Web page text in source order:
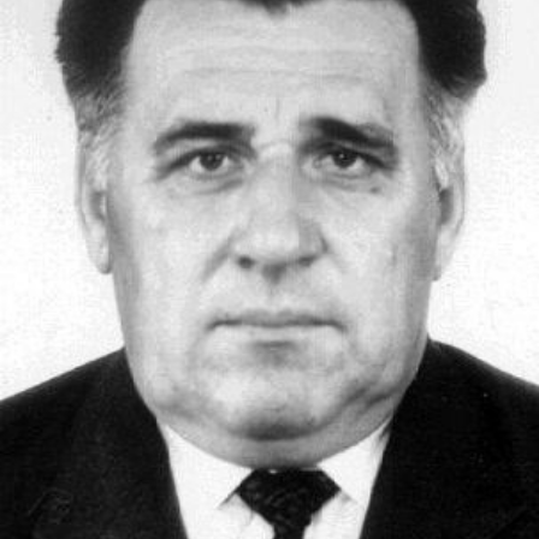
СТРУКТУРА
Президія НАН України
Апарат Президії
Секція фізико-технічних і математичних
наук
Секція хімічних і біологічних наук
Секція суспільних і гуманітарних наук
Установи при Президії
Ради, комітети та комісії
Наукові центри МОН та НАН України
Громадські організації